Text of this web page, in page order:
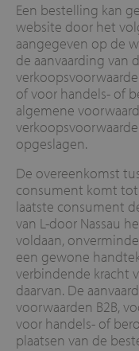
Een bestelling kan
website door het
aangegeven op de
de aanvaarding van
of voor handels- of
algemene
opgeslagen.
De overeenkomst
consument komt
laatste consument
van L-door Nassau
voldaan,
een gewone
verbindende kracht
daarvan. De
voorwaarden B2B,
voor handels- of
plaatsen van de